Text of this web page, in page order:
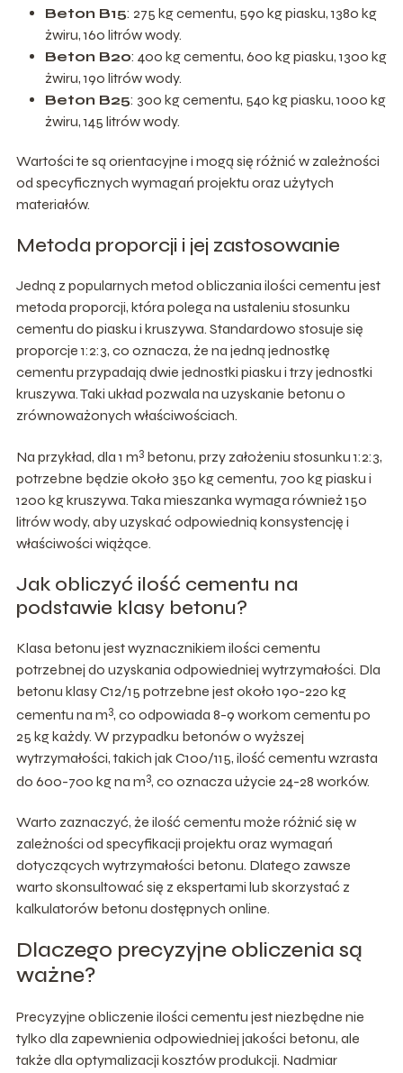
Beton B15: 275 kg cementu, 590 kg piasku, 1380 kg
żwiru, 160 litrów wody.
Beton B20: 400 kg cementu, 600 kg piasku, 1300 kg
żwiru, 190 litrów wody.
Beton B25: 300 kg cementu, 540 kg piasku, 1000 kg
żwiru, 145 litrów wody.
Wartości te są orientacyjne i mogą się różnić w zależności
od specyficznych wymagań projektu oraz użytych
materiałów.
Metoda proporcji i jej zastosowanie
Jedną z popularnych metod obliczania ilości cementu jest
metoda proporcji, która polega na ustaleniu stosunku
cementu do piasku i kruszywa. Standardowo stosuje się
proporcje 1:2:3, co oznacza, że na jedną jednostkę
cementu przypadają dwie jednostki piasku i trzy jednostki
kruszywa. Taki układ pozwala na uzyskanie betonu o
zrównoważonych właściwościach.
Na przykład, dla 1 m3betonu, przy założeniu stosunku 1:2:3,
potrzebne będzie około 350 kg cementu, 700 kg piasku i
1200 kg kruszywa. Taka mieszanka wymaga również 150
litrów wody, aby uzyskać odpowiednią konsystencję i
właściwości wiążące.
Jak obliczyć ilość cementu na
podstawie klasy betonu?
Klasa betonu jest wyznacznikiem ilości cementu
potrzebnej do uzyskania odpowiedniej wytrzymałości. Dla
betonu klasy C12/15 potrzebne jest około 190-220 kg
cementu na m3, co odpowiada 8-9 workom cementu po
25 kg każdy. W przypadku betonów o wyższej
wytrzymałości, takich jak C100/115, ilość cementu wzrasta
do 600-700 kg na m3, co oznacza użycie 24-28 worków.
Warto zaznaczyć, że ilość cementu może różnić się w
zależności od specyfikacji projektu oraz wymagań
dotyczących wytrzymałości betonu. Dlatego zawsze
warto skonsultować się z ekspertami lub skorzystać z
kalkulatorów betonu dostępnych online.
Dlaczego precyzyjne obliczenia są
ważne?
Precyzyjne obliczenie ilości cementu jest niezbędne nie
tylko dla zapewnienia odpowiedniej jakości betonu, ale
także dla optymalizacji kosztów produkcji. Nadmiar